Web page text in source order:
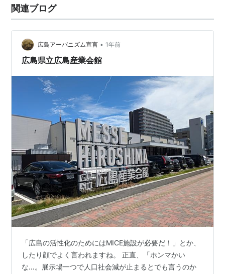
関連ブログ
広島アーバニズム宣言 • 1年前
広島県立広島産業会館
「広島の活性化のためにはMICE施設が必要だ！」とか、
したり顔でよく言われますね。 正直、「ホンマかい
な…。展示場一つで人口社会減が止まるとでも言うのか